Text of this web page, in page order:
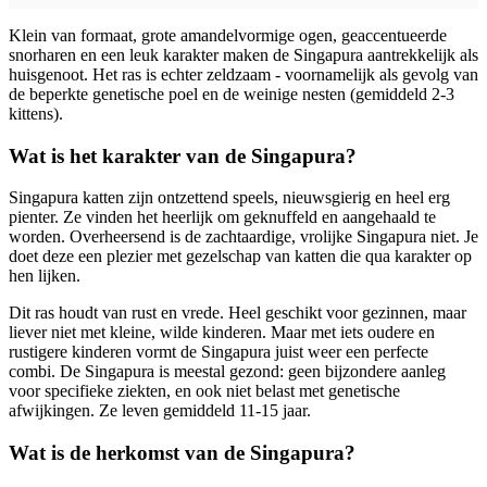
Klein van formaat, grote amandelvormige ogen, geaccentueerde
snorharen en een leuk karakter maken de Singapura aantrekkelijk als
huisgenoot. Het ras is echter zeldzaam - voornamelijk als gevolg van
de beperkte genetische poel en de weinige nesten (gemiddeld 2-3
kittens).
Wat is het karakter van de Singapura?
Singapura katten zijn ontzettend speels, nieuwsgierig en heel erg
pienter. Ze vinden het heerlijk om geknuffeld en aangehaald te
worden. Overheersend is de zachtaardige, vrolijke Singapura niet. Je
doet deze een plezier met gezelschap van katten die qua karakter op
hen lijken.
Dit ras houdt van rust en vrede. Heel geschikt voor gezinnen, maar
liever niet met kleine, wilde kinderen. Maar met iets oudere en
rustigere kinderen vormt de Singapura juist weer een perfecte
combi. De Singapura is meestal gezond: geen bijzondere aanleg
voor specifieke ziekten, en ook niet belast met genetische
afwijkingen. Ze leven gemiddeld 11-15 jaar.
Wat is de herkomst van de Singapura?